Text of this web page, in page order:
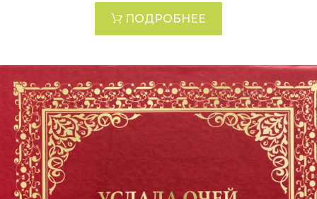
ПОДРОБНЕЕ